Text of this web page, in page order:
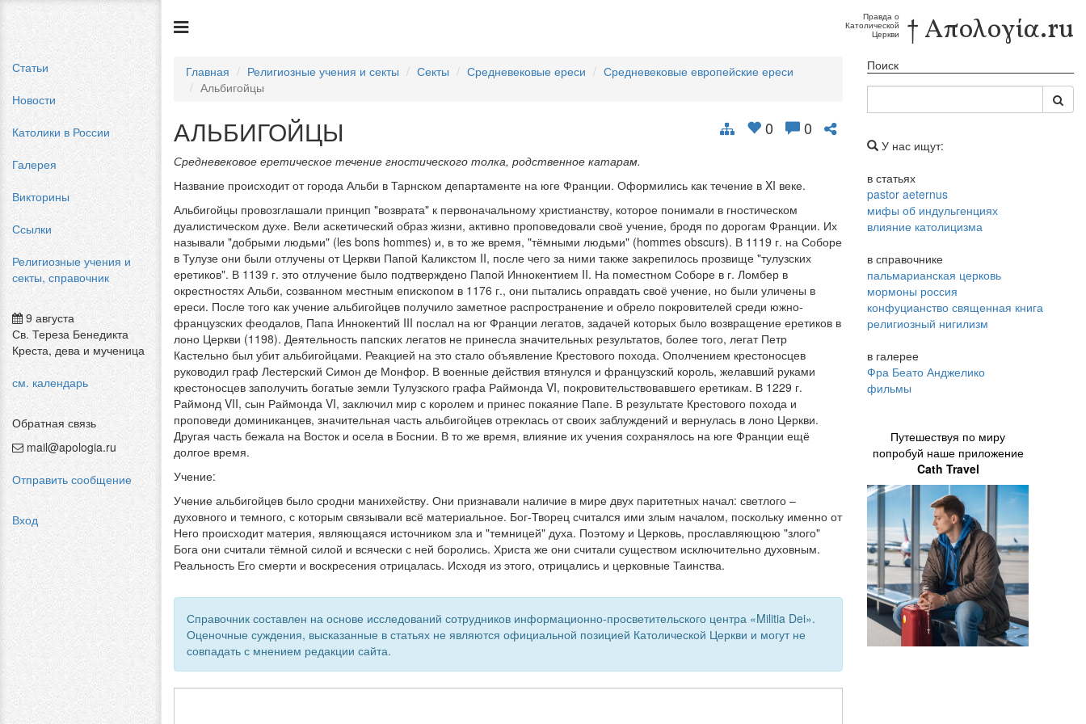
Статьи
Новости
Католики в России
Галерея
Викторины
Ссылки
Религиозные учения и
секты, справочник
9 августа
Св. Тереза Бенедикта
Креста, дева и мученица
см. календарь
Обратная связь
mail@apologia.ru
Отправить сообщение
Вход
Правда о
Католической
Церкви † Απολογία.ru
Главная Религиозные учения и секты Секты Средневековые ереси
Средневековые европейские ереси
Альбигойцы
0 0
АЛЬБИГОЙЦЫ
Средневековое еретическое течение гностического толка, родственное катарам.
Название происходит от города Альби в Тарнском департаменте на юге Франции. Оформились как течение в XI веке.
Альбигойцы провозглашали принцип "возврата" к первоначальному христианству, которое понимали в гностическом
дуалистическом духе. Вели аскетический образ жизни, активно проповедовали своё учение, бродя по дорогам Франции. Их
называли "добрыми людьми" (les bons hommes) и, в то же время, "тёмными людьми" (hommes obscurs). В 1119 г. на Соборе
в Тулузе они были отлучены от Церкви Папой Каликстом II, после чего за ними также закрепилось прозвище "тулузских
еретиков". В 1139 г. это отлучение было подтверждено Папой Иннокентием II. На поместном Соборе в г. Ломбер в
окрестностях Альби, созванном местным епископом в 1176 г., они пытались оправдать своё учение, но были уличены в
ереси. После того как учение альбигойцев получило заметное распространение и обрело покровителей среди южно-
французских феодалов, Папа Иннокентий III послал на юг Франции легатов, задачей которых было возвращение еретиков в
лоно Церкви (1198). Деятельность папских легатов не принесла значительных результатов, более того, легат Петр
Кастельно был убит альбигойцами. Реакцией на это стало объявление Крестового похода. Ополчением крестоносцев
руководил граф Лестерский Симон де Монфор. В военные действия втянулся и французский король, желавший руками
крестоносцев заполучить богатые земли Тулузского графа Раймонда VI, покровительствовавшего еретикам. В 1229 г.
Раймонд VII, сын Раймонда VI, заключил мир с королем и принес покаяние Папе. В результате Крестового похода и
проповеди доминиканцев, значительная часть альбигойцев отреклась от своих заблуждений и вернулась в лоно Церкви.
Другая часть бежала на Восток и осела в Боснии. В то же время, влияние их учения сохранялось на юге Франции ещё
долгое время.
Учение:
Учение альбигойцев было сродни манихейству. Они признавали наличие в мире двух паритетных начал: светлого –
духовного и темного, с которым связывали всё материальное. Бог-Творец считался ими злым началом, поскольку именно от
Него происходит материя, являющаяся источником зла и "темницей" духа. Поэтому и Церковь, прославляющюю "злого"
Бога они считали тёмной силой и всячески с ней боролись. Христа же они считали существом исключительно духовным.
Реальность Его смерти и воскресения отрицалась. Исходя из этого, отрицались и церковные Таинства.
Справочник составлен на основе исследований сотрудников информационно-просветительского центра «Militia Dei».
Оценочные суждения, высказанные в статьях не являются официальной позицией Католической Церкви и могут не
совпадать с мнением редакции сайта.
Поиск
У нас ищут:
в статьях
pastor aeternus
мифы об индульгенциях
влияние католицизма
в справочнике
пальмарианская церковь
мормоны россия
конфуцианство священная книга
религиозный нигилизм
в галерее
Фра Беато Анджелико
фильмы
Путешествуя по миру
попробуй наше приложение
Cath Travel